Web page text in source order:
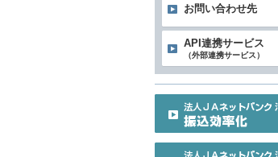
お問い合わせ先
API連携サービス
（外部連携サービス）